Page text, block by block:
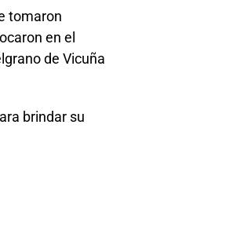
tomaron
en el
de Vicuña
brindar su